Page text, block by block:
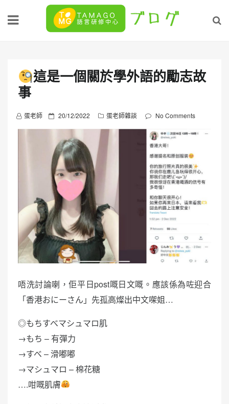
這是一個關於學外語的勵志故
事
蛋老師
P
o
t
e
d
o
n
20/12/2022 蛋老師雜談 No Comments
唔洗討論喇，佢平日post嘅日文嘅。應該係為咗迎合
「香港おにーさん」先孤高燦出中文㗎姐…
◎もちすべマシュマロ肌
→もち – 有彈力
→すべ – 滑嘟嘟
→マシュマロ – 棉花糖
….咁嘅肌膚